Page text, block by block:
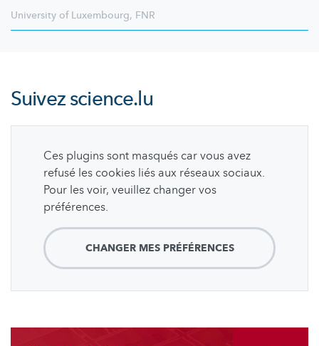
University of Luxembourg, FNR
Suivezscience.lu
Ces plugins sont masqués car vous avez
refusé les cookies liés aux réseaux sociaux.
Pour les voir, veuillez changer vos
préférences.
CHANGER MES PRÉFÉRENCES